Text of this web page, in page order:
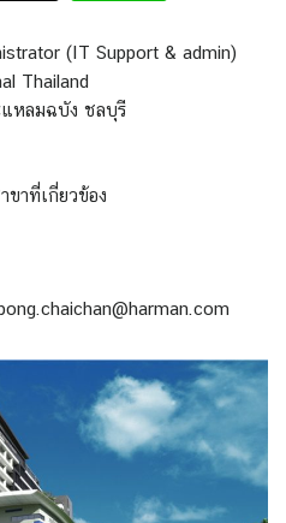
(IT Support & admin)
Thailand
แหลมฉบัง ชลบุรี
าที่เกี่ยวข้อง